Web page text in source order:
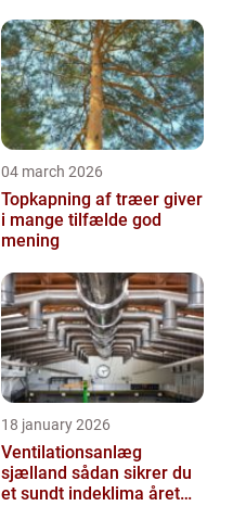
04 march 2026
Topkapning af træer giver
i mange tilfælde god
mening
18 january 2026
Ventilationsanlæg
sjælland sådan sikrer du
et sundt indeklima året